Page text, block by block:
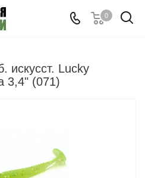
0
искусст. Lucky
3,4" (071)